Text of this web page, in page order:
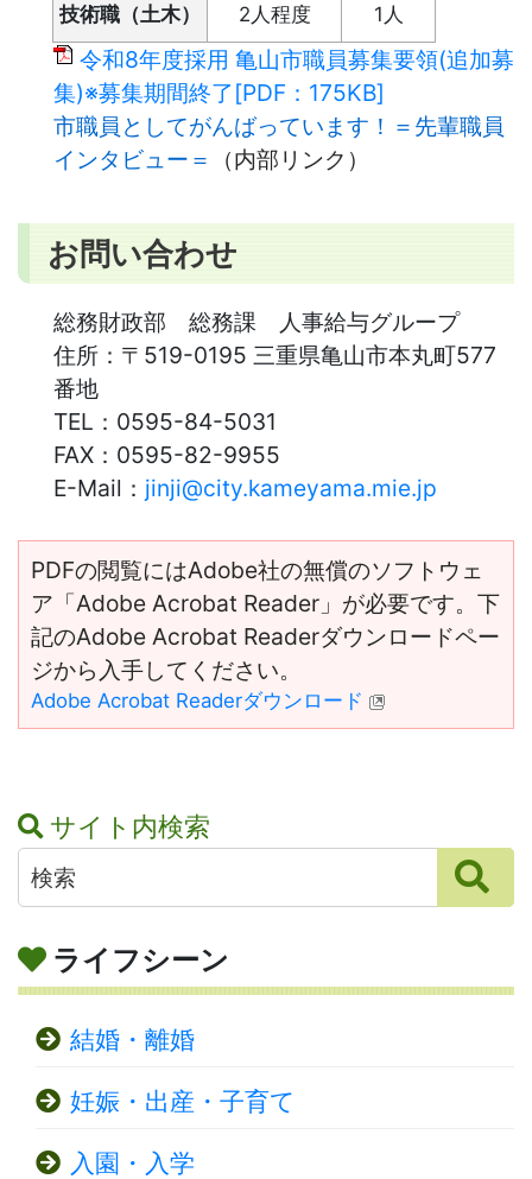
技術職（土木） 2人程度 1人
令和8年度採用 亀山市職員募集要領(追加募
集)※募集期間終了[PDF：175KB]
市職員としてがんばっています！＝先輩職員
インタビュー＝
（内部リンク）
お問い合わせ
総務財政部 総務課 人事給与グループ
住所： 〒519-0195 三重県亀山市本丸町577
番地
TEL： 0595-84-5031
FAX： 0595-82-9955
E-Mail： jinji@city.kameyama.mie.jp
PDFの閲覧にはAdobe社の無償のソフトウェ
ア「Adobe Acrobat Reader」が必要です。下
記のAdobe Acrobat Readerダウンロードペー
ジから入手してください。
Adobe Acrobat Readerダウンロード
サイト内検索
ライフシーン
結婚・離婚
妊娠・出産・子育て
入園・入学